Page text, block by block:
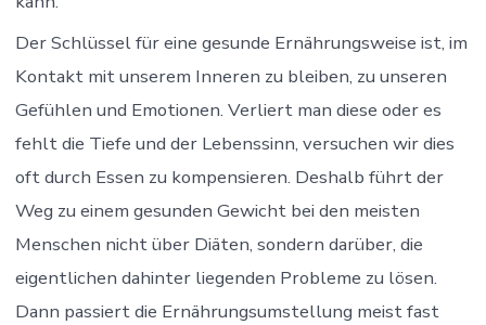
Der Schlüssel für eine gesunde Ernährungsweise ist, im
Kontakt mit unserem Inneren zu bleiben, zu unseren
Gefühlen und Emotionen. Verliert man diese oder es
fehlt die Tiefe und der Lebenssinn, versuchen wir dies
oft durch Essen zu kompensieren. Deshalb führt der
Weg zu einem gesunden Gewicht bei den meisten
Menschen nicht über Diäten, sondern darüber, die
eigentlichen dahinter liegenden Probleme zu lösen.
Dann passiert die Ernährungsumstellung meist fast